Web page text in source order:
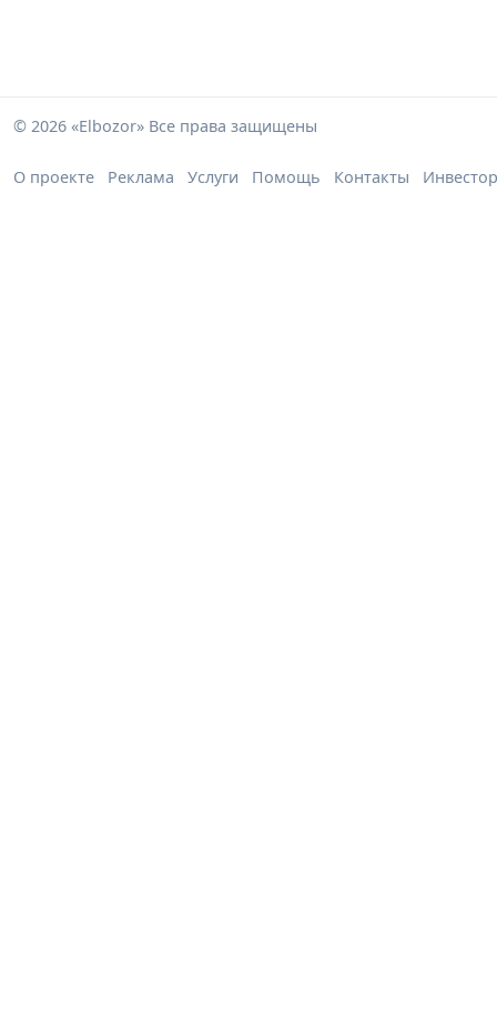
© 2026 «Elbozor» Все права защищены
О проекте Реклама Услуги Помощь Контакты